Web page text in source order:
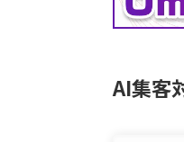
AI集客